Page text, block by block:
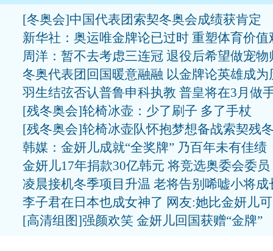
[冬奥会]中国代表团索契冬奥会成绩获肯定
新华社：奥运唯金牌论已过时 重塑体育价值
周洋：暂不去考虑三连冠 退役后希望做宠物
冬奥代表团回国暖意融融 以金牌论英雄成为
羽生结弦否认普鲁申科执教 普皇将在3月做
[残冬奥会]轮椅冰壶：少了刷子 多了手杖
[残冬奥会]轮椅冰壶队怀抱梦想备战索契残
韩媒：金妍儿成就“全奖牌” 乃百年未有佳绩
金妍儿17年捐款30亿韩元 将竞选奥委会委员
凌晨接机冬季项目升温 老将告别唏嘘小将成
李子君在日本也成女神了 网友:她比金妍儿
[高清组图]强颜欢笑 金妍儿回国获赠“金牌”